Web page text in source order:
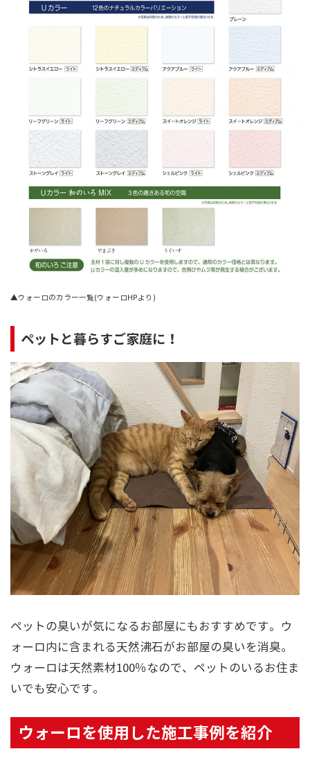
▲ウォーロのカラー一覧(ウォーロHPより)
ペットと暮らすご家庭に！
ペットの臭いが気になるお部屋にもおすすめです。ウ
ォーロ内に含まれる天然沸石がお部屋の臭いを消臭。
ウォーロは天然素材100％なので、ペットのいるお住ま
いでも安心です。
ウォーロを使用した施工事例を紹介